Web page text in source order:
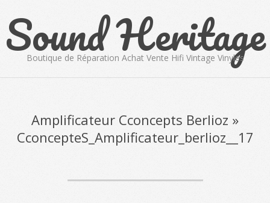
content
Sound Heritage
Boutique de Réparation Achat Vente Hifi Vintage Vinyles
Amplificateur Cconcepts Berlioz »
CconcepteS_Amplificateur_berlioz__17